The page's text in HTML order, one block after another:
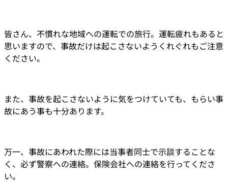
皆さん、不慣れな地域への運転での旅行。運転疲れもあると
思いますので、事故だけは起こさないようくれぐれもご注意
ください。
また、事故を起こさないように気をつけていても、もらい事
故にあう事も十分あります。
万一、事故にあわれた際には当事者同士で示談することな
く、必ず警察への連絡。保険会社への連絡を行ってくださ
い。